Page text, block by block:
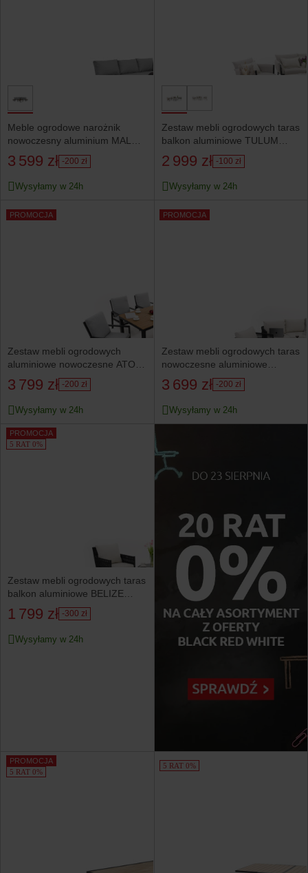
Meble ogrodowe narożnik
nowoczesny aluminium MALE
szare
3 599 zł -200 zł
Wysyłamy w 24h
Zestaw mebli ogrodowych taras
balkon aluminiowe TULUM
beżowo czarne
2 999 zł -100 zł
Wysyłamy w 24h
PROMOCJA
Zestaw mebli ogrodowych
aluminiowe nowoczesne ATOL
grafitowo szare
3 799 zł -200 zł
Wysyłamy w 24h
PROMOCJA
Zestaw mebli ogrodowych taras
nowoczesne aluminiowe
BELIZE czarno beżowe
3 699 zł -200 zł
Wysyłamy w 24h
PROMOCJA
5 RAT 0%
Zestaw mebli ogrodowych taras
balkon aluminiowe BELIZE
czarno beżowe
1 799 zł -300 zł
Wysyłamy w 24h
PROMOCJA
5 RAT 0%
5 RAT 0%